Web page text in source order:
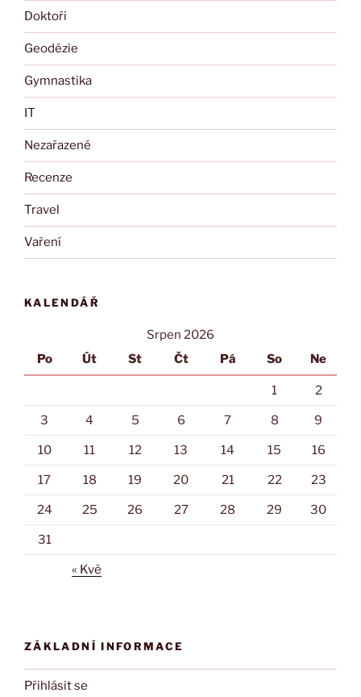
Doktoři
Geodézie
Gymnastika
IT
Nezařazené
Recenze
Travel
Vaření
KALENDÁŘ
Srpen 2026
Po
Út St Čt Pá So Ne
1 2
3 4 5 6 7 8 9
10 11 12 13 14 15 16
17 18 19 20 21 22 23
24 25 26 27 28 29 30
31
« Kvě
ZÁKLADNÍ INFORMACE
Přihlásit se